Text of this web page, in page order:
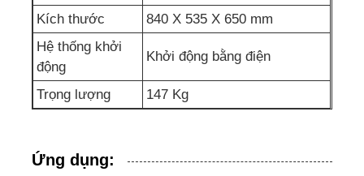
Kích thước
840 X 535 X 650 mm
Hệ thống khởi
động
Khởi động bằng điện
Trọng lượng 147 Kg
Ứng dụng: